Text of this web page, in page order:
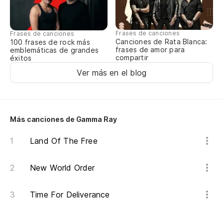
Frases de canciones
100 frases de rock más
emblemáticas de grandes
éxitos
Frases de canciones
Canciones de Rata Blanca:
frases de amor para
compartir
Ver más en el blog
Más canciones de Gamma Ray
Land Of The Free
New World Order
Time For Deliverance